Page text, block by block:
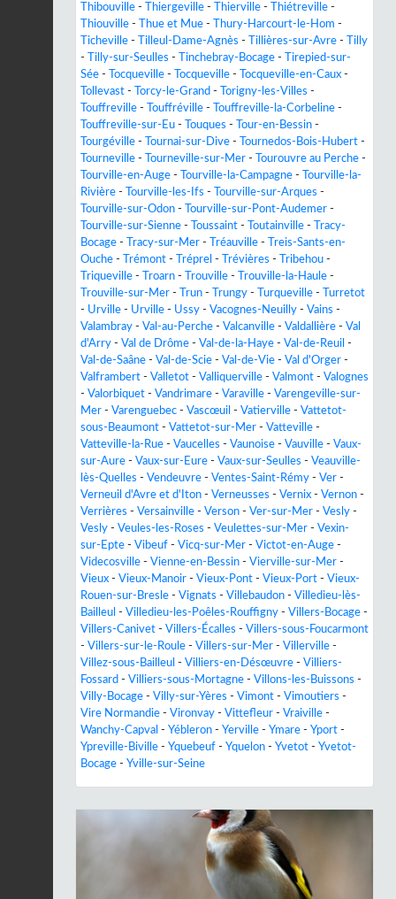
Thibouville - Thiergeville - Thierville - Thiétreville -
Thiouville - Thue et Mue - Thury-Harcourt-le-Hom -
Ticheville - Tilleul-Dame-Agnès - Tillières-sur-Avre -
Tilly
-
Tilly-sur-Seulles - Tinchebray-Bocage -
Tirepied-sur-
Sée - Tocqueville - Tocqueville - Tocqueville-en-Caux -
Tollevast - Torcy-le-Grand - Torigny-les-Villes -
Touffreville - Touffréville - Touffreville-la-Corbeline -
Touffreville-sur-Eu - Touques - Tour-en-Bessin -
Tourgéville - Tournai-sur-Dive - Tournedos-Bois-Hubert -
Tourneville - Tourneville-sur-Mer - Tourouvre au Perche -
Tourville-en-Auge - Tourville-la-Campagne -
Tourville-la-
Rivière - Tourville-les-Ifs - Tourville-sur-Arques -
Tourville-sur-Odon - Tourville-sur-Pont-Audemer -
Tourville-sur-Sienne - Toussaint - Toutainville -
Tracy-
Bocage - Tracy-sur-Mer - Tréauville -
Treis-Sants-en-
Ouche - Trémont - Tréprel - Trévières - Tribehou -
Triqueville - Troarn - Trouville - Trouville-la-Haule -
Trouville-sur-Mer - Trun - Trungy - Turqueville -
Turretot
- Urville - Urville - Ussy - Vacognes-Neuilly - Vains -
Valambray - Val-au-Perche - Valcanville - Valdallière - Val
d'Arry - Val de Drôme - Val-de-la-Haye - Val-de-Reuil -
Val-de-Saâne - Val-de-Scie - Val-de-Vie - Val d'Orger -
Valframbert - Valletot - Valliquerville - Valmont - Valognes
- Valorbiquet - Vandrimare - Varaville - Varengeville-sur-
Mer - Varenguebec - Vascœuil - Vatierville - Vattetot-
sous-Beaumont - Vattetot-sur-Mer - Vatteville -
Vatteville-la-Rue - Vaucelles - Vaunoise - Vauville - Vaux-
sur-Aure - Vaux-sur-Eure - Vaux-sur-Seulles - Veauville-
lès-Quelles - Vendeuvre - Ventes-Saint-Rémy - Ver -
Verneuil d'Avre et d'Iton - Verneusses - Vernix - Vernon -
Verrières - Versainville - Verson - Ver-sur-Mer - Vesly -
Vesly - Veules-les-Roses - Veulettes-sur-Mer - Vexin-
sur-Epte - Vibeuf - Vicq-sur-Mer - Victot-en-Auge -
Videcosville - Vienne-en-Bessin - Vierville-sur-Mer -
Vieux - Vieux-Manoir - Vieux-Pont - Vieux-Port - Vieux-
Rouen-sur-Bresle - Vignats - Villebaudon - Villedieu-lès-
Bailleul - Villedieu-les-Poêles-Rouffigny - Villers-Bocage -
Villers-Canivet - Villers-Écalles - Villers-sous-Foucarmont
- Villers-sur-le-Roule - Villers-sur-Mer - Villerville -
Villez-sous-Bailleul - Villiers-en-Désœuvre - Villiers-
Fossard - Villiers-sous-Mortagne - Villons-les-Buissons -
Villy-Bocage - Villy-sur-Yères - Vimont - Vimoutiers -
Vire Normandie - Vironvay - Vittefleur - Vraiville -
Wanchy-Capval - Yébleron - Yerville - Ymare - Yport -
Ypreville-Biville - Yquebeuf - Yquelon - Yvetot - Yvetot-
Bocage - Yville-sur-Seine